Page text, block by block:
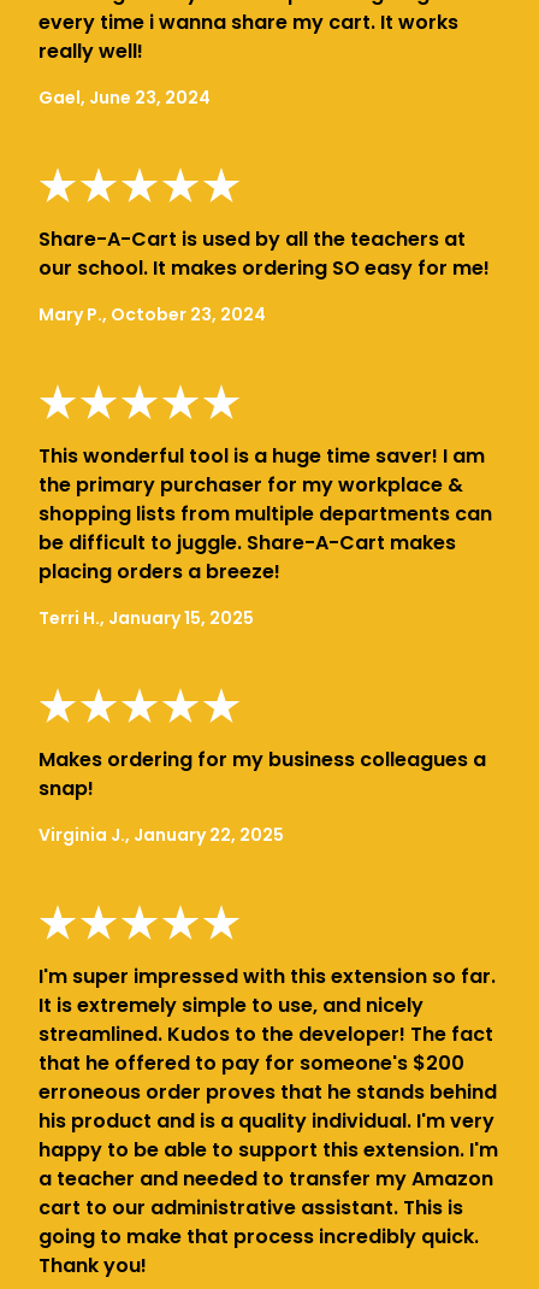
every time i wanna share my cart. It works
really well!
Gael, June 23, 2024
Share-A-Cart is used by all the teachers at
our school. It makes ordering SO easy for me!
Mary P., October 23, 2024
This wonderful tool is a huge time saver! I am
the primary purchaser for my workplace &
shopping lists from multiple departments can
be difficult to juggle. Share-A-Cart makes
placing orders a breeze!
Terri H., January 15, 2025
Makes ordering for my business colleagues a
snap!
Virginia J., January 22, 2025
I'm super impressed with this extension so far.
It is extremely simple to use, and nicely
streamlined. Kudos to the developer! The fact
that he offered to pay for someone's $200
erroneous order proves that he stands behind
his product and is a quality individual. I'm very
happy to be able to support this extension. I'm
a teacher and needed to transfer my Amazon
cart to our administrative assistant. This is
going to make that process incredibly quick.
Thank you!